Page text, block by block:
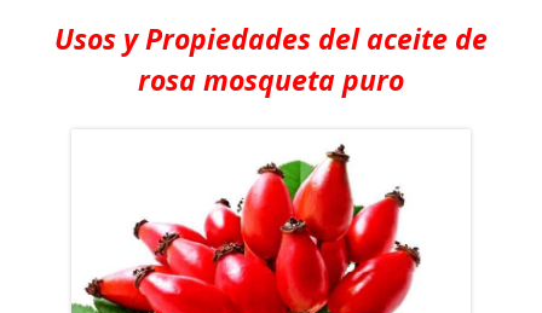
Usos y Propiedades del aceite de
rosa mosqueta puro